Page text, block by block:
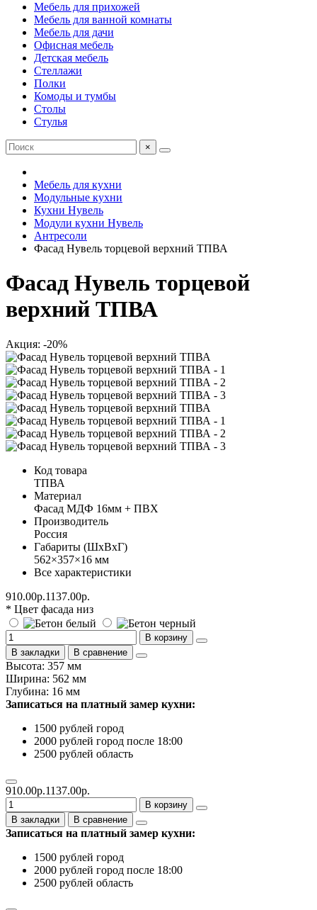
Мебель для прихожей
Мебель для ванной комнаты
Мебель для дачи
Офисная мебель
Детская мебель
Стеллажи
Полки
Комоды и тумбы
Столы
Стулья
×
Мебель для кухни
Модульные кухни
Кухни Нувель
Модули кухни Нувель
Антресоли
Фасад Нувель торцевой верхний ТПВА
Фасад Нувель торцевой
верхний ТПВА
Акция: -20%
Код товара
ТПВА
Материал
Фасад МДФ 16мм + ПВХ
Производитель
Россия
Габариты (ШхВхГ)
562×357×16 мм
Все характеристики
910.00р.1137.00р.
* Цвет фасада низ
В корзину
В закладки
В сравнение
Высота: 357 мм
Ширина: 562 мм
Глубина: 16 мм
Записаться на платный замер кухни:
1500 рублей город
2000 рублей город после 18:00
2500 рублей область
910.00р.1137.00р.
В корзину
В закладки
В сравнение
Записаться на платный замер кухни:
1500 рублей город
2000 рублей город после 18:00
2500 рублей область